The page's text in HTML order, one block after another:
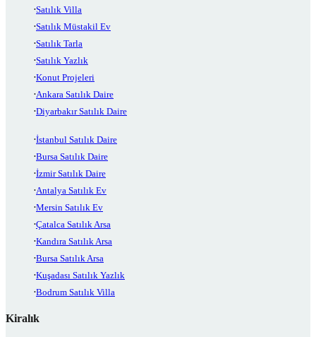
Satılık Villa
Satılık Müstakil Ev
Satılık Tarla
Satılık Yazlık
Konut Projeleri
Ankara Satılık Daire
Diyarbakır Satılık Daire
İstanbul Satılık Daire
Bursa Satılık Daire
İzmir Satılık Daire
Antalya Satılık Ev
Mersin Satılık Ev
Çatalca Satılık Arsa
Kandıra Satılık Arsa
Bursa Satılık Arsa
Kuşadası Satılık Yazlık
Bodrum Satılık Villa
Kiralık